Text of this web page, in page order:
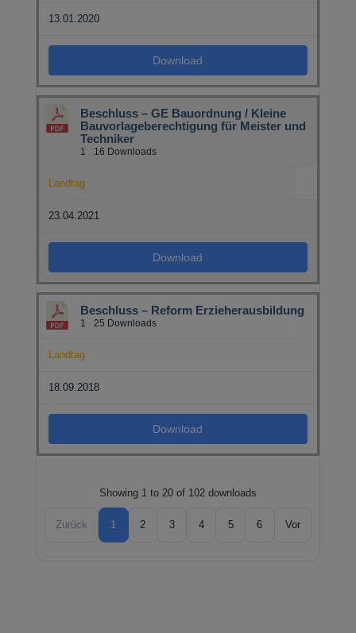
13.01.2020
Download
Beschluss – GE Bauordnung / Kleine
Bauvorlageberechtigung für Meister und
Techniker
1 16 Downloads
Landtag
23.04.2021
Download
Beschluss – Reform Erzieherausbildung
1 25 Downloads
Landtag
18.09.2018
Download
Showing 1 to 20 of 102 downloads
Zurück 1 2 3 4 5 6 Vor